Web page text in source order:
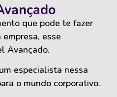
que pode te fazer
esse
Avançado.
especialista nessa
o mundo corporativo.